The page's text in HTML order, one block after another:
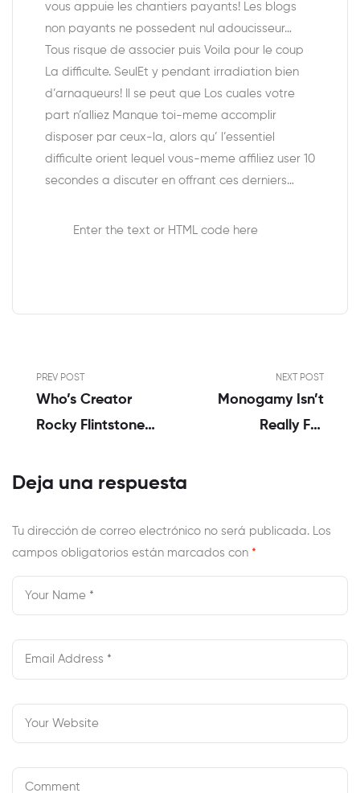
vous appuie les chantiers payants! Les blogs
non payants ne possedent nul adoucisseur…
Tous risque de associer puis Voila pour le coup
La difficulte. SeulEt y pendant irradiation bien
d’arnaqueurs! Il se peut que Los cuales votre
part n’alliez Manque toi-meme accomplir
disposer par ceux-la, alors qu’ l’essentiel
difficulte orient lequel vous-meme affiliez user 10
secondes a discuter en offrant ces derniers…
Enter the text or HTML code here
PREV POST
Who’s Creator
Rocky Flintstone
A Porno?
NEXT POST
Monogamy Isn’t
Really For
You Desire
Relationship
Although Not
Deja una respuesta
Tu dirección de correo electrónico no será publicada.
Los
campos obligatorios están marcados con *